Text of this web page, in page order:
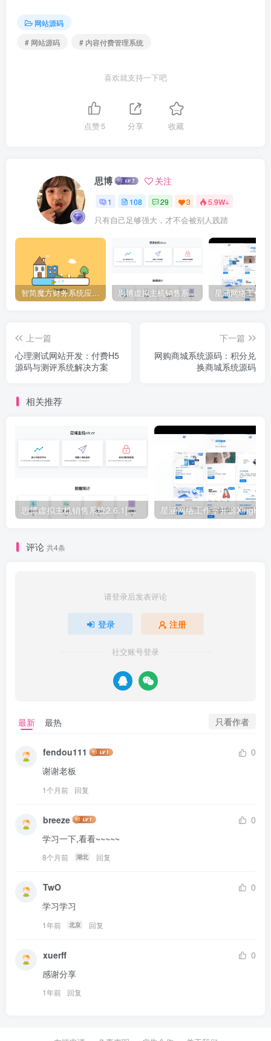
网站源码
# 网站源码
# 内容付费管理系统
喜欢就支持一下吧
点赞5 分享 收藏
思博 关注
1 108 29 3 5.9W+
只有自己足够强大，才不会被别人践踏
智简魔方财务系统应用下载中心,插件大全 思博虚拟主机销售系统2.6.1[正式下线]-请使用思博业务系统免费授权
上一篇
心理测试网站开发：付费H5
源码与测评系统解决方案
下一篇
网购商城系统源码：积分兑
换商城系统源码
相关推荐
思博虚拟主机销售系统2.6.1[正式下线]-请使用思博业务系统免费授权
评论 共4条
请登录后发表评论
登录 注册
社交账号登录
最新 最热 只看作者
fendou111
0
谢谢老板
1个月前 回复
breeze
0
学习一下,看看~~~~~
8个月前 湖北 回复
TwO
0
学习学习
1年前 北京 回复
xuerff
0
感谢分享
1年前 回复